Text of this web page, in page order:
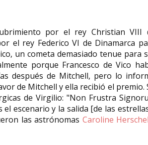
por el rey Christian VIII
el rey Federico VI de Dinamarca
un cometa demasiado tenue para
porque Francesco de Vico
después de Mitchell, pero lo
de Mitchell y ella recibió el premio.​
de Virgilio: "Non Frustra
escenario y la salida [de las
las astrónomas Caroline Herschel